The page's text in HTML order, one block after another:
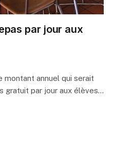
par jour aux
montant annuel qui serait
gratuit par jour aux élèves…